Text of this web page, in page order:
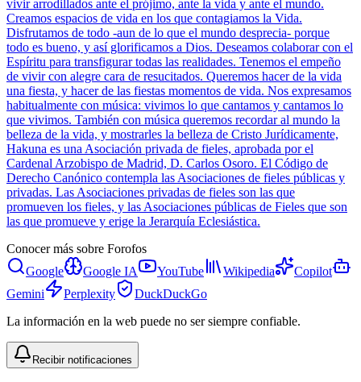
vivir arrodillados ante el prójimo, ante la vida y ante el mundo.
Creamos espacios de vida en los que contagiamos la Vida.
Disfrutamos de todo -aun de lo que el mundo desprecia- porque
todo es bueno, y así glorificamos a Dios. Deseamos colaborar con el
Espíritu para transfigurar todas las realidades. Tenemos el empeño
de vivir con alegre cara de resucitados. Queremos hacer de la vida
una fiesta, y hacer de las fiestas momentos de vida. Nos expresamos
habitualmente con música: vivimos lo que cantamos y cantamos lo
que vivimos. También con música queremos recordar al mundo la
belleza de la vida, y mostrarles la belleza de Cristo Jurídicamente,
Hakuna es una Asociación privada de fieles, aprobada por el
Cardenal Arzobispo de Madrid, D. Carlos Osoro. El Código de
Derecho Canónico contempla las Asociaciones de fieles públicas y
privadas. Las Asociaciones privadas de fieles son las que
promueven los fieles, y las Asociaciones públicas de Fieles que son
las que promueve y erige la Jerarquía Eclesiástica.
Conocer más sobre Forofos
Google
Google IA YouTube Wikipedia
Copilot
Gemini
Perplexity
DuckDuckGo
La información en la web puede no ser siempre confiable.
Recibir notificaciones